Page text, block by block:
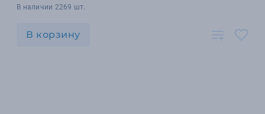
В наличии 2269 шт.
В корзину